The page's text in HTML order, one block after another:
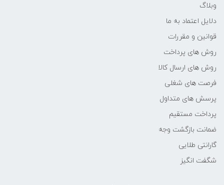
وبلاگ
دلایل اعتماد به ما
قوانین و مقررات
روش های پرداخت
روش های ارسال کالا
فرصت های شغلی
پرسش های متداول
پرداخت مستقیم
ضمانت بازگشت وجه
گارانتی طلایی
شگفت انگیز